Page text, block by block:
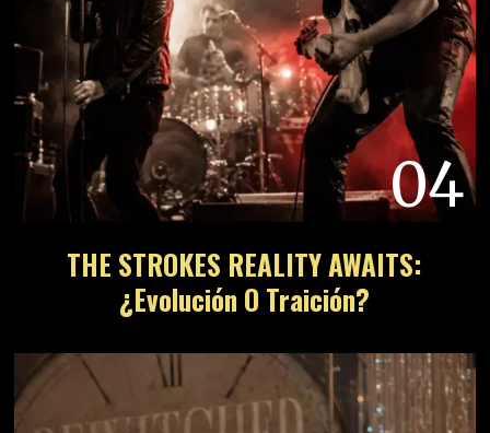
04
THE STROKES REALITY AWAITS:
¿Evolución O Traición?